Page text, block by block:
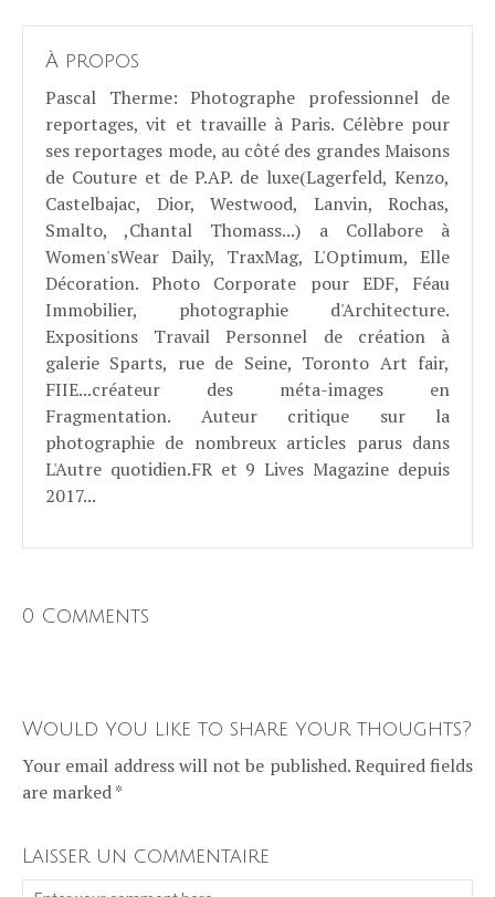
À propos
Pascal Therme: Photographe professionnel de
reportages, vit et travaille à Paris. Célèbre pour
ses reportages mode, au côté des grandes Maisons
de Couture et de P.AP. de luxe(Lagerfeld, Kenzo,
Castelbajac, Dior, Westwood, Lanvin, Rochas,
Smalto, ,Chantal Thomass...) a Collabore à
Women'sWear Daily, TraxMag, L'Optimum, Elle
Décoration. Photo Corporate pour EDF, Féau
Immobilier, photographie d'Architecture.
Expositions Travail Personnel de création à
galerie Sparts, rue de Seine, Toronto Art fair,
FIIE...créateur des méta-images en
Fragmentation. Auteur critique sur la
photographie de nombreux articles parus dans
L'Autre quotidien.FR et 9 Lives Magazine depuis
2017...
0 Comments
Would you like to share your thoughts?
Your email address will not be published. Required fields
are marked *
Laisser un commentaire